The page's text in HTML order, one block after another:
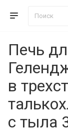
Печь
в
с тыла